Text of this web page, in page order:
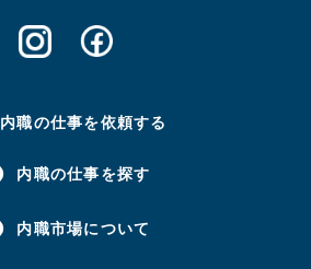
内職の仕事を依頼する
内職の仕事を探す
内職市場について